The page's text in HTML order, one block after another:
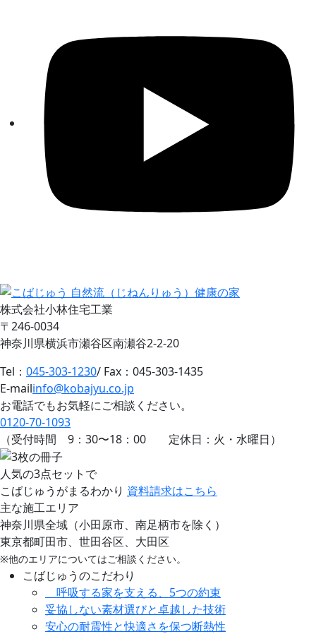
株式会社小林住宅工業
〒246-0034
神奈川県横浜市瀬谷区南瀬谷2-2-20
Tel： 045-303-1230/ Fax：045-303-1435
E-mailinfo@kobajyu.co.jp
お電話でもお気軽にご相談ください。
0120-70-1093
（受付時間 9：30〜18：00 定休日：火・水曜日）
人気の3点セットで
こばじゅうがまるわかり 資料請求はこちら
主な施工エリア
神奈川県全域（小田原市、南足柄市を除く）
東京都町田市、世田谷区、大田区
※他のエリアについてはご相談ください。
こばじゅうのこだわり
呼吸する家を支える、5つの約束
妥協しない素材選びと卓越した技術
安心の耐震性と快適さを保つ断熱性